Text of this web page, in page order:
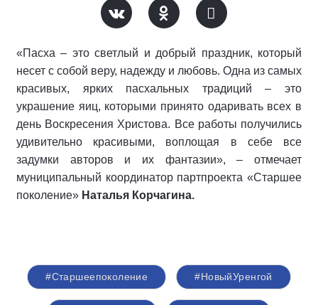
«Пасха – это светлый и добрый праздник, который
несет с собой веру, надежду и любовь. Одна из самых
красивых, ярких пасхальных традиций – это
украшение яиц, которыми принято одаривать всех в
день Воскресения Христова. Все работы получились
удивительно красивыми, воплощая в себе все
задумки авторов и их фантазии», – отмечает
муниципальный координатор партпроекта «Старшее
поколение» Наталья Корчагина.
#Старшеепоколение #НовыйУренгой